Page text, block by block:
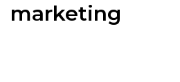
marketing